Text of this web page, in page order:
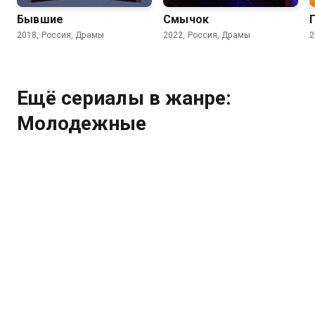
Бывшие
2018, Россия, Драмы
Смычок
2022, Россия, Драмы
Ещё сериалы в жанре:
Молодежные